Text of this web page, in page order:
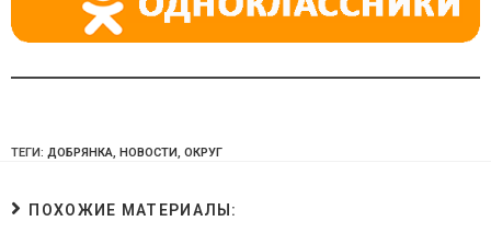
ТЕГИ: ДОБРЯНКА, НОВОСТИ, ОКРУГ
ПОХОЖИЕ МАТЕРИАЛЫ: